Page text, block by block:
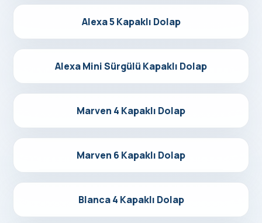
Detayları Gör
Alexa 5 Kapaklı Dolap
Detayları Gör
Alexa Mini Sürgülü Kapaklı Dolap
Detayları Gör
Marven 4 Kapaklı Dolap
Detayları Gör
Marven 6 Kapaklı Dolap
Detayları Gör
Blanca 4 Kapaklı Dolap